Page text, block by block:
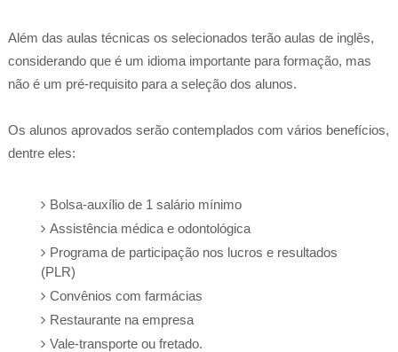
Além das aulas técnicas os selecionados terão aulas de inglês,
considerando que é um idioma importante para formação, mas
não é um pré-requisito para a seleção dos alunos.
Os alunos aprovados serão contemplados com vários benefícios,
dentre eles:
Bolsa-auxílio de 1 salário mínimo
Assistência médica e odontológica
Programa de participação nos lucros e resultados
(PLR)
Convênios com farmácias
Restaurante na empresa
Vale-transporte ou fretado.